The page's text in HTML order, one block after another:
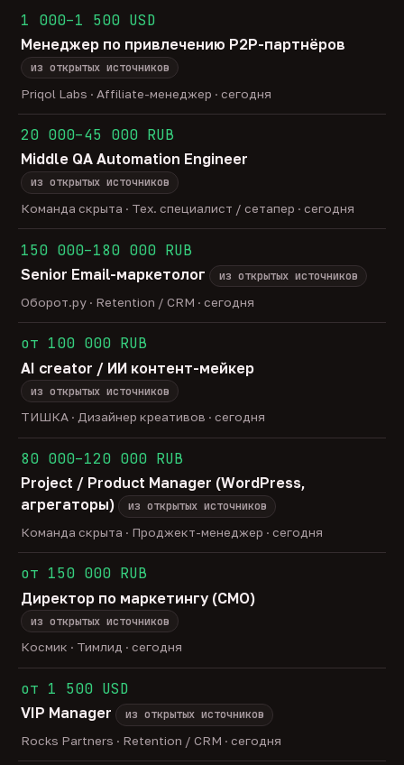
1 000–1 500 USD
Менеджер по привлечению P2P-партнёров
из открытых источников
Priqol Labs · Affiliate-менеджер · сегодня
20 000–45 000 RUB
Middle QA Automation Engineer
из открытых источников
Команда скрыта · Тех. специалист / сетапер · сегодня
150 000–180 000 RUB
Senior Email-маркетолог
из открытых источников
Оборот.ру · Retention / CRM · сегодня
от 100 000 RUB
AI creator / ИИ контент-мейкер
из открытых источников
ТИШКА · Дизайнер креативов · сегодня
80 000–120 000 RUB
Project / Product Manager (WordPress,
агрегаторы)
из открытых источников
Команда скрыта · Проджект-менеджер · сегодня
от 150 000 RUB
Директор по маркетингу (CMO)
из открытых источников
Космик · Тимлид · сегодня
от 1 500 USD
VIP Manager
из открытых источников
Rocks Partners · Retention / CRM · сегодня